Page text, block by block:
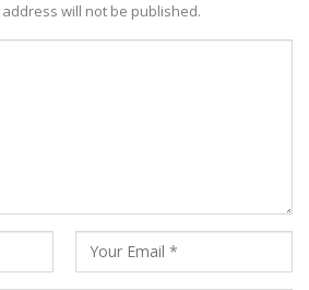
will not be published.